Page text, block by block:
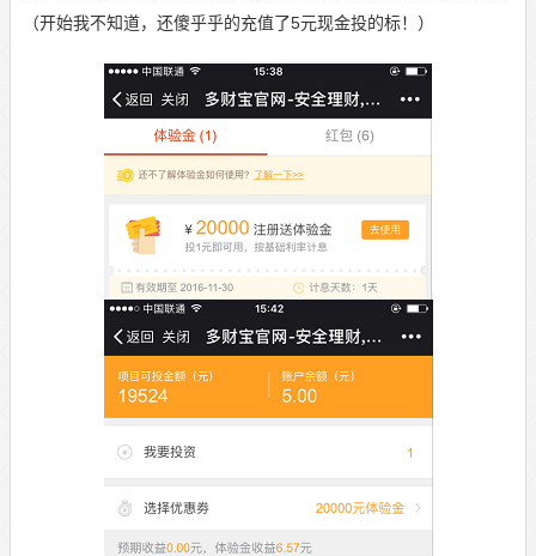
（开始我不知道，还傻乎乎的充值了5元现金投的标！）